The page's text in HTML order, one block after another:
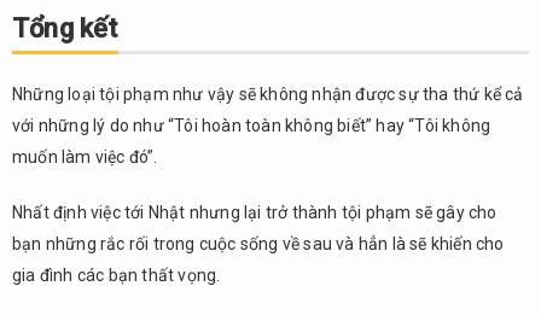
Tổng kết
Những loại tội phạm như vậy sẽ không nhận được sự tha thứ kể cả
với những lý do như “Tôi hoàn toàn không biết” hay “Tôi không
muốn làm việc đó”.
Nhất định việc tới Nhật nhưng lại trở thành tội phạm sẽ gây cho
bạn những rắc rối trong cuộc sống về sau và hẳn là sẽ khiến cho
gia đình các bạn thất vọng.